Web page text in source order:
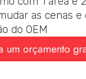
as cenas
do OEM
um orçamento